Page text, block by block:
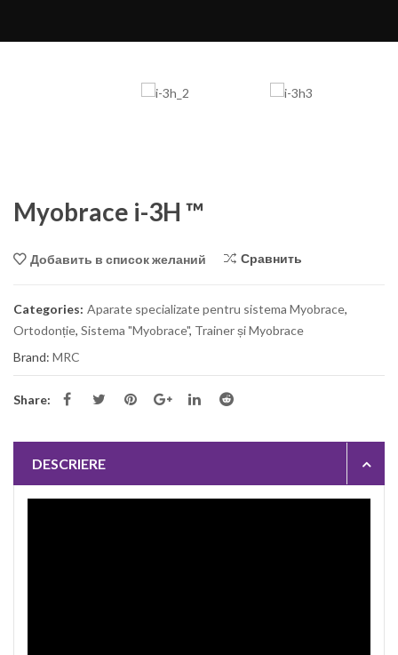
Myobrace i-3H ™
Добавить в список желаний Сравнить
Categories: Aparate specializate pentru sistema Myobrace,
Ortodonție, Sistema "Myobrace", Trainer și Myobrace
Brand: MRC
Share:
DESCRIERE